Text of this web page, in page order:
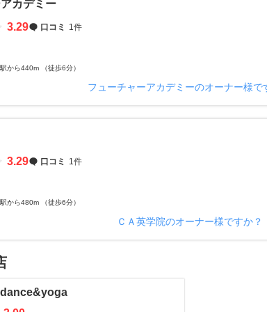
カデミー
3.29
口コミ 1件
から440m （徒歩6分）
フューチャーアカデミーのオーナー様で
3.29
口コミ 1件
から480m （徒歩6分）
ＣＡ英学院のオーナー様ですか？